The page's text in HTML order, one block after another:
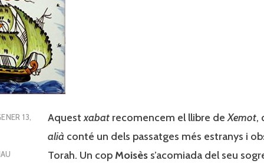
13,
Aquestxabat recomencem el llibre deXemot,
alià conté un dels passatges més estranys i
Torah. Un copMoisès s’acomiada del seu